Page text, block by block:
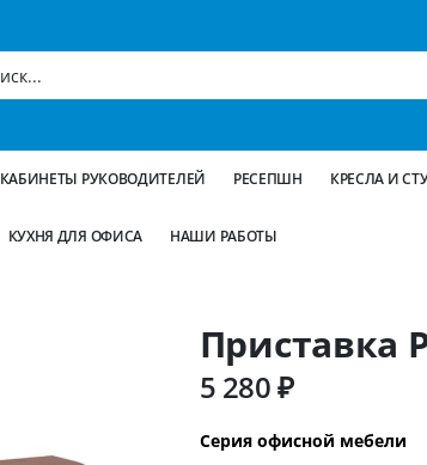
КАБИНЕТЫ РУКОВОДИТЕЛЕЙ РЕСЕПШН КРЕСЛА И
КУХНЯ ДЛЯ ОФИСА НАШИ РАБОТЫ
Приставка
5 280 ₽
Дополнительная
информация
Серия офисной мебели